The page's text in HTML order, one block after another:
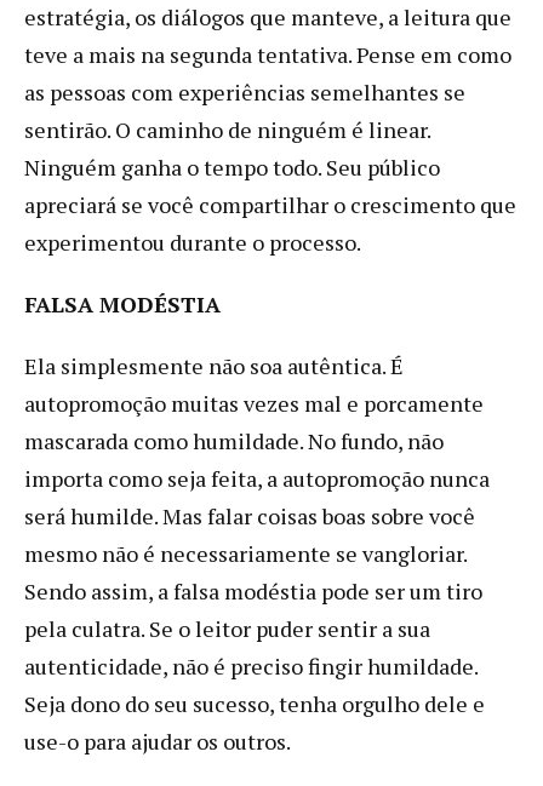
estratégia, os diálogos que manteve, a leitura que
teve a mais na segunda tentativa. Pense em como
as pessoas com experiências semelhantes se
sentirão. O caminho de ninguém é linear.
Ninguém ganha o tempo todo. Seu público
apreciará se você compartilhar o crescimento que
experimentou durante o processo.
FALSA MODÉSTIA
Ela simplesmente não soa autêntica. É
autopromoção muitas vezes mal e porcamente
mascarada como humildade. No fundo, não
importa como seja feita, a autopromoção nunca
será humilde. Mas falar coisas boas sobre você
mesmo não é necessariamente se vangloriar.
Sendo assim, a falsa modéstia pode ser um tiro
pela culatra. Se o leitor puder sentir a sua
autenticidade, não é preciso fingir humildade.
Seja dono do seu sucesso, tenha orgulho dele e
use-o para ajudar os outros.